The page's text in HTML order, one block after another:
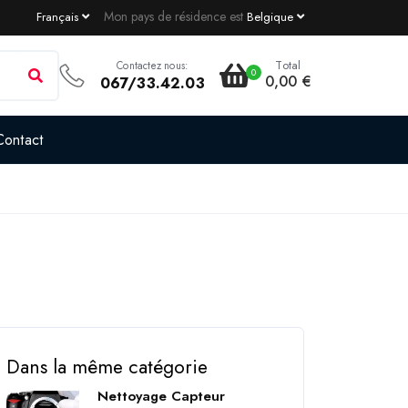
Mon pays de résidence est Belgique
Français
Contactez nous:
067/33.42.03
0 Total
0,00 €
Dans la même catégorie
Nettoyage Capteur